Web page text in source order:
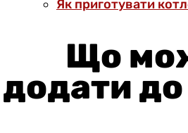
Як приготувати
Що
додати